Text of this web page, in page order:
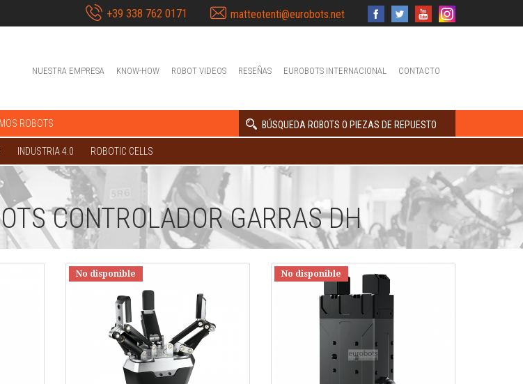
+39 338 762 0171 matteotenti@eurobots.net
NUESTRA EMPRESA KNOW-HOW ROBOT VIDEOS RESEÑAS EUROBOTS INTERNACIONAL CONTACTO
ROBOTS BÚSQUEDA ROBOTS O PIEZAS DE REPUESTO
INDUSTRIA 4.0 ROBOTIC CELLS
CONTROLADOR GARRAS DH
No disponible No disponible